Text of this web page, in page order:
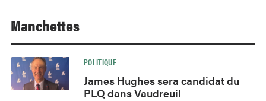
Manchettes
POLITIQUE
James Hughes sera candidat du
PLQ dans Vaudreuil